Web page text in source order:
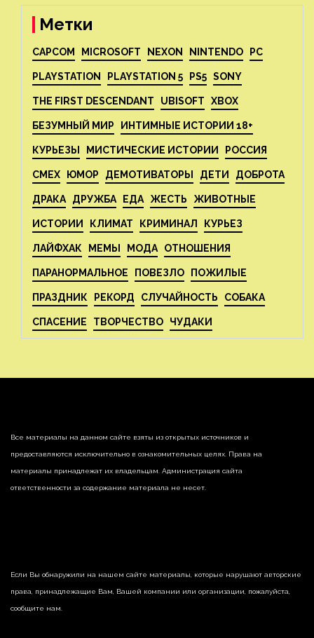
Метки
CAPCOM MICROSOFT NEXON NINTENDO PC
PLAYSTATION PLAYSTATION 5 PS5 SONY
THE FIRST DESCENDANT UBISOFT XBOX
БЕЗУМНЫЙ МИР ИНТИМНЫЕ ИСТОРИИ 18+
КУРЬЕЗЫ МИСТИЧЕСКИЕ ИСТОРИИ РОССИЯ
СМЕХ ЮМОР ДЕМОТИВАТОРЫ ДЕТИ ДОБРОТА
ДРАКА ДРУЖБА ЕДА ЖЕСТЬ ЖИВОТНЫЕ
ИСТОРИИ КЛИМАТ КРИМИНАЛ КУРЬЕЗ
ЛАЙФХАК МЕМЫ МОДА ОТНОШЕНИЯ
ПАРАНОРМАЛЬНОЕ ПОВЕЗЛО ПОЖИЛЫЕ
ПРАЗДНИК РЕКОРД СЛУЧАЙНОСТЬ СОБАКА
СПАСЕНИЕ ТВОРЧЕСТВО ЧУДАКИ
Все материалы на данном сайте взяты из открытых источников и
предоставляются исключительно в ознакомительных целях. Права на
материалы принадлежат их владельцам. Администрация сайта
ответственности за содержание материала не несет.
Если Вы обнаружили на нашем сайте материалы, которые нарушают авторские
права, принадлежащие Вам, Вашей компании или организации, пожалуйста,
сообщите нам.